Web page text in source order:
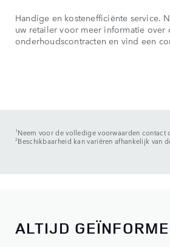
Handige en kostenefficiënte service.
uw retailer voor meer informatie over
onderhoudscontracten en vind een
1 Neem voor de volledige voorwaarden contact
2Beschikbaarheid kan variëren afhankelijk van
ALTIJD